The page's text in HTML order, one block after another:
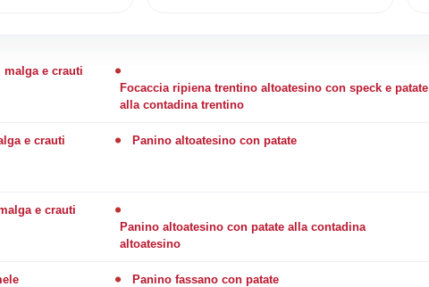
e crauti
Focaccia ripiena trentino altoatesino con speck e patate
alla contadina trentino
e crauti
Panino altoatesino con patate
e crauti
Panino altoatesino con patate alla contadina
altoatesino
Panino fassano con patate